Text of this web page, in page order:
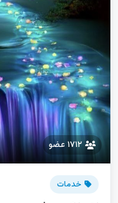
۱۷۱۲ عضو
خدمات